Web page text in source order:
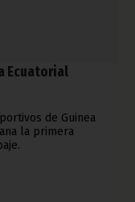
Ecuatorial
de Guinea
la primera